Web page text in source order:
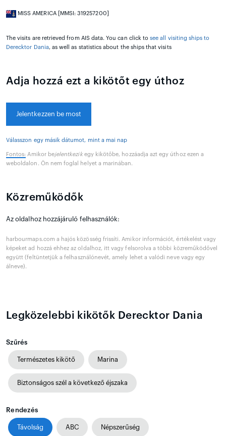
MISS AMERICA [MMSI: 319257200]
The visits are retrieved from AIS data. You can click tosee all visiting ships to
Derecktor Dania, as well as statistics about the ships that visits
Adja hozzá ezt a kikötőt egy úthoz
Jelentkezzen be most
Válasszon egy másik dátumot, mint a mai nap
Fontos: Amikor bejelentkezikegy kikötőbe, hozzáadja azt egy úthoz ezen a
weboldalon. Ön nem foglal helyet a marinában.
Közreműködők
Az oldalhoz hozzájáruló felhasználók:
harbourmaps.com a hajós közösség frissíti. Amikor információt, értékelést vagy
képeket ad hozzá ehhez az oldalhoz, itt vagy felsorolva a többi közreműködővel
együtt (feltüntetjük a felhasználónevét, amely lehet a valódi neve vagy egy
álneve).
Legközelebbi kikötők Derecktor Dania
Szűrés
Természetes kikötő Marina
Biztonságos szél a következő éjszaka
Rendezés
Távolság ABC Népszerűség